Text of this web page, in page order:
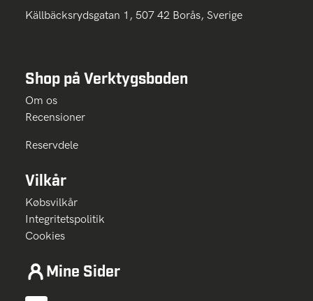
Källbäcksrydsgatan 1, 507 42 Borås, Sverige
Shop på Verktygsboden
Om os
Recensioner
Reservdele
Vilkår
Købsvilkår
Integritetspolitik
Cookies
Mine Sider